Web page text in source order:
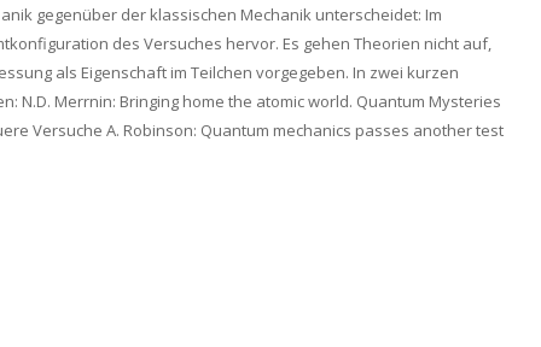
gegenüber der klassischen Mechanik unterscheidet: Im
des Versuches hervor. Es gehen Theorien nicht auf,
als Eigenschaft im Teilchen vorgegeben. In zwei kurzen
N.D. Merrnin: Bringing home the atomic world. Quantum Mysteries
Versuche A. Robinson: Quantum mechanics passes another test